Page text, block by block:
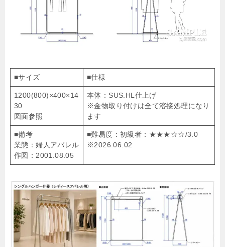
■サイズ ■仕様
1200(800)×400×14
30
図面参照
本体：SUS.HL仕上げ
※金物取り付けは全て溶接処理になり
ます
■備考
業態：婦人アパレル
作図：2001.08.05
■難易度：初級者：★★★☆☆/3.0
※2026.06.02